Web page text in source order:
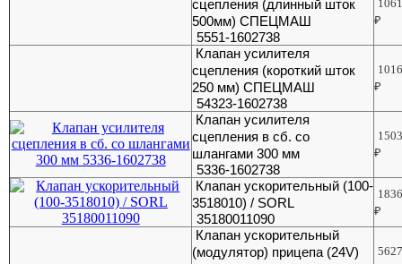
сцепления (длинный шток
500мм) СПЕЦМАШ
5551-1602738
₽
Клапан усилителя
сцепления (короткий шток
250 мм) СПЕЦМАШ
54323-1602738
₽
Клапан усилителя
сцепления в сб. со
шлангами 300 мм
5336-1602738
₽
Клапан ускорительный (100-
3518010) / SORL
35180011090
₽
Клапан ускорительный
(модулятор) прицепа (24V)